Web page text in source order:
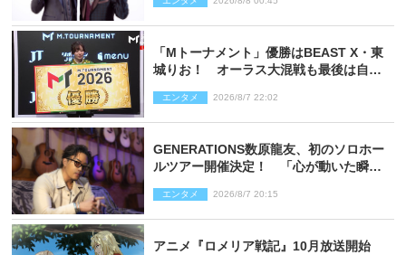
「Mトーナメント」優勝はBEAST X・東
城りお！ オーラス大混戦も最後は自ら
エンタメ 2026/8/7 22:02
GENERATIONS数原龍友、初のソロホー
ルツアー開催決定！ 「心が動いた瞬間
エンタメ 2026/8/7 20:15
アニメ『ロメリア戦記』10月放送開始